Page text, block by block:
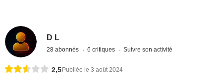
D L
28 abonnés 6 critiques Suivre son activité
2,5 Publiée le 3 août 2024